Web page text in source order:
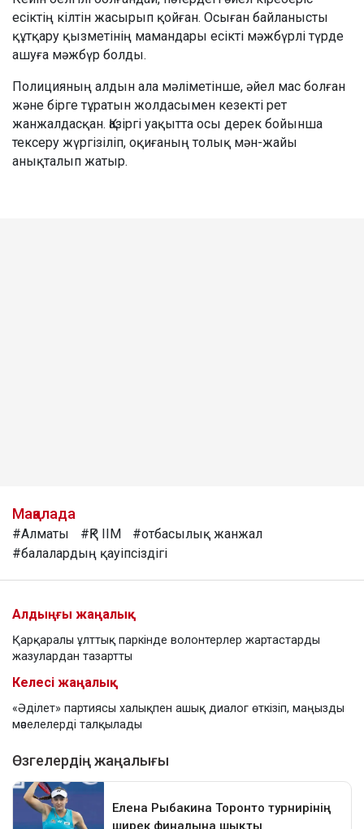
есіктің кілтін жасырып қойған. Осыған байланысты
құтқару қызметінің мамандары есікті мәжбүрлі түрде
ашуға мәжбүр болды.
Полицияның алдын ала мәліметінше, әйел мас болған
және бірге тұратын жолдасымен кезекті рет
жанжалдасқан. Қазіргі уақытта осы дерек бойынша
тексеру жүргізіліп, оқиғаның толық мән-жайы
анықталып жатыр.
Мақалада
#Алматы #ҚР ІІМ
#отбасылық жанжал
#балалардың қауіпсіздігі
Алдыңғы жаңалық
Қарқаралы ұлттық паркінде волонтерлер жартастарды
жазулардан тазартты
Келесі жаңалық
«Әділет» партиясы халықпен ашық диалог өткізіп, маңызды
мәселелерді талқылады